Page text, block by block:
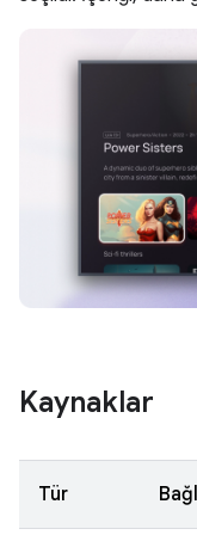
Kaynaklar
Tür